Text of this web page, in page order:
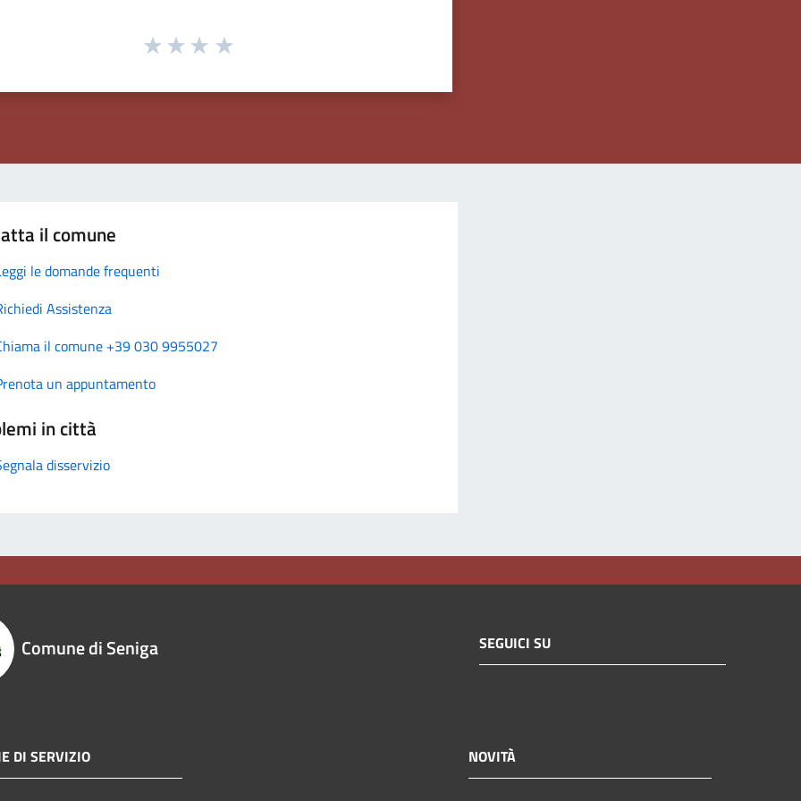
il comune
le domande frequenti
Assistenza
il comune +39 030 9955027
un appuntamento
in città
disservizio
Comune di Seniga SEGUICI SU
DI SERVIZIO NOVITÀ